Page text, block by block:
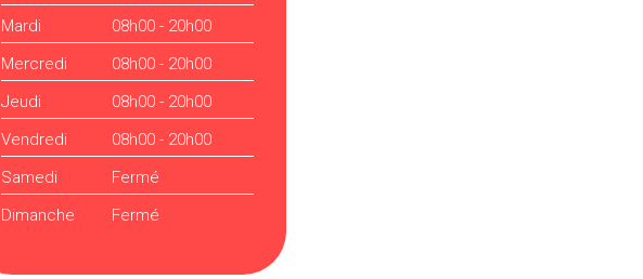
Mardi
08h00 - 20h00
Mercredi
08h00 - 20h00
Jeudi
08h00 - 20h00
Vendredi
08h00 - 20h00
Samedi
Fermé
Dimanche
Fermé